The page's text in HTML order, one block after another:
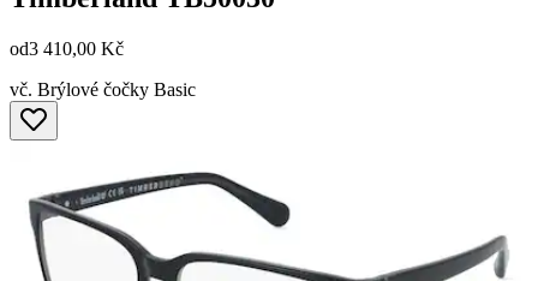
od3 410,00 Kč
vč. Brýlové čočky Basic